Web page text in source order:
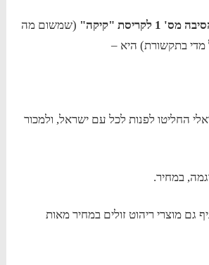
מס' 1 לקריסת "קיקה"
(שמשום מה
מדי בתקשורת) היא –
החליטו לפנות לכל עם ישראל, ולמכור
במחיר.
גם מוצרי ריהוט זולים במחיר מאות